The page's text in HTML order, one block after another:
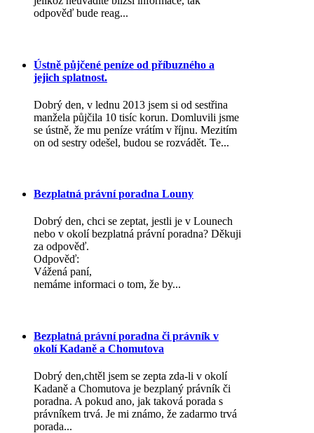
odpověď bude reag...
Ústně půjčené peníze od příbuzného a
jejich splatnost.
Dobrý den, v lednu 2013 jsem si od sestřina
manžela půjčila 10 tisíc korun. Domluvili jsme
se ústně, že mu peníze vrátím v říjnu. Mezitím
on od sestry odešel, budou se rozvádět. Te...
Bezplatná právní poradna Louny
Dobrý den, chci se zeptat, jestli je v Lounech
nebo v okolí bezplatná právní poradna? Děkuji
za odpověď.
Odpověď:
Vážená paní,
nemáme informaci o tom, že by...
Bezplatná právní poradna či právník v
okolí Kadaně a Chomutova
Dobrý den,chtěl jsem se zepta zda-li v okolí
Kadaně a Chomutova je bezplaný právník či
poradna. A pokud ano, jak taková porada s
právníkem trvá. Je mi známo, že zadarmo trvá
porada...